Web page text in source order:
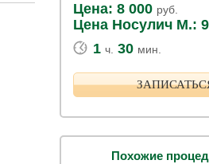
Цена: 8 000 руб.
Цена Носулич М.:
1 ч. 30 мин.
Похожие